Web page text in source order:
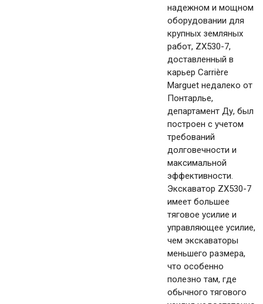
надежном и мощном
оборудовании для
крупных земляных
работ, ZX530-7,
доставленный в
карьер Carrière
Marguet недалеко от
Понтарлье,
департамент Ду, был
построен с учетом
требований
долговечности и
максимальной
эффективности.
Экскаватор ZX530-7
имеет большее
тяговое усилие и
управляющее усилие,
чем экскаваторы
меньшего размера,
что особенно
полезно там, где
обычного тягового